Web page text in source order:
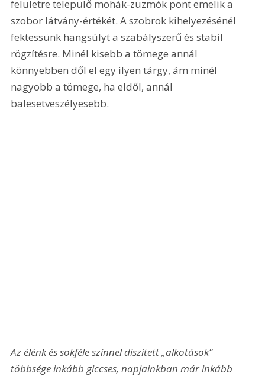
felületre települő mohák-zuzmók pont emelik a
szobor látvány-értékét. A szobrok kihelyezésénél
fektessünk hangsúlyt a szabályszerű és stabil
rögzítésre. Minél kisebb a tömege annál
könnyebben dől el egy ilyen tárgy, ám minél
nagyobb a tömege, ha eldől, annál
balesetveszélyesebb.
Az élénk és sokféle színnel díszített „alkotások”
többsége inkább giccses, napjainkban már inkább